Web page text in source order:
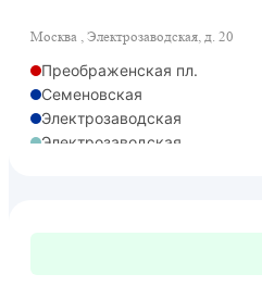
Москва , Электрозаводская, д. 20
Преображенская пл.
Семеновская
Электрозаводская
Электрозаводская